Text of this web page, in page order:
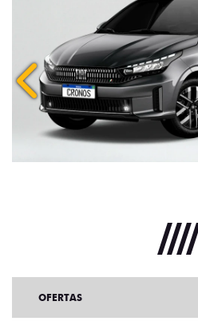
Anterior
OFERTAS